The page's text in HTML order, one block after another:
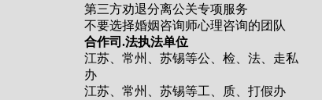
第三方劝退分离公关专项服务
不要选择婚姻咨询师心理咨询的团队
合作司.法执法单位
江苏、常州、苏锡等公、检、法、走私
办
江苏、常州、苏锡等工、质、打假办